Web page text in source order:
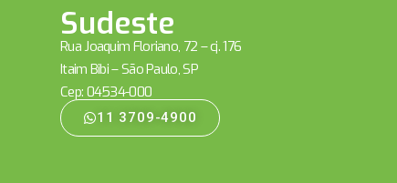
Sudeste
Rua Joaquim Floriano, 72 – cj. 176
Itaim Bibi – São Paulo, SP
Cep: 04534-000
11 3709-4900